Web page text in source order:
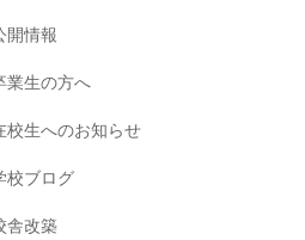
開情報
業生の方へ
校生へのお知らせ
校ブログ
舎改築